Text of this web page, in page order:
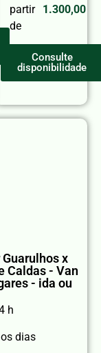
partir
de
1.300,00
Consulte
disponibilidade
x
Caldas - Van
- ida ou
h
dias